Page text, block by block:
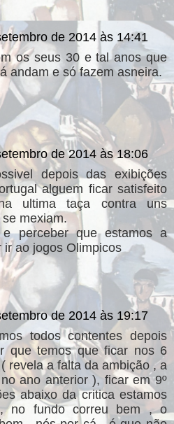
de 2014 às 14:41
os seus 30 e tal anos que
andam e só fazem asneira.
de 2014 às 18:06
depois das exibições
alguem ficar satisfeito
ultima taça contra uns
mexiam.
perceber que estamos a
ir ao jogos Olimpicos
de 2014 às 19:17
todos contentes depois
que temos que ficar nos 6
revela a falta da ambição , a
ano anterior ), ficar em 9º
abaixo da critica estamos
, no fundo correu bem , o